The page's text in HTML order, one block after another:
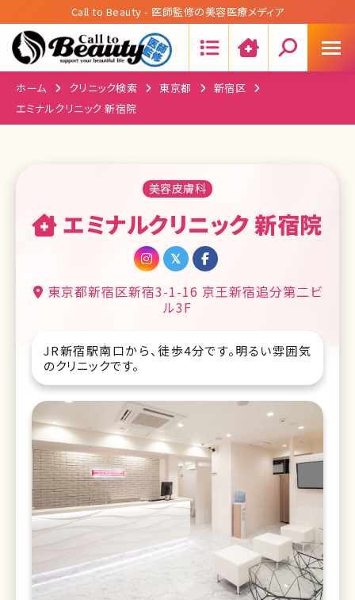
Call to Beauty - 医師監修の美容医療メディア
ホーム クリニック検索 東京都
新宿区
エミナルクリニック 新宿院
美容皮膚科
エミナルクリニック 新宿院
東京都新宿区新宿3-1-16 京王新宿追分第二ビ
ル3F
JR新宿駅南口から、徒歩4分です。明るい雰囲気
のクリニックです。